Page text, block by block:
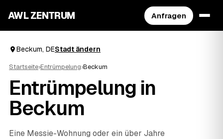
AWL ZENTRUM Anfragen
Beckum, DEStadt ändern
Startseite›Entrümpelung›Beckum
Entrümpelung in
Beckum
Eine Messie-Wohnung oder ein über Jahre